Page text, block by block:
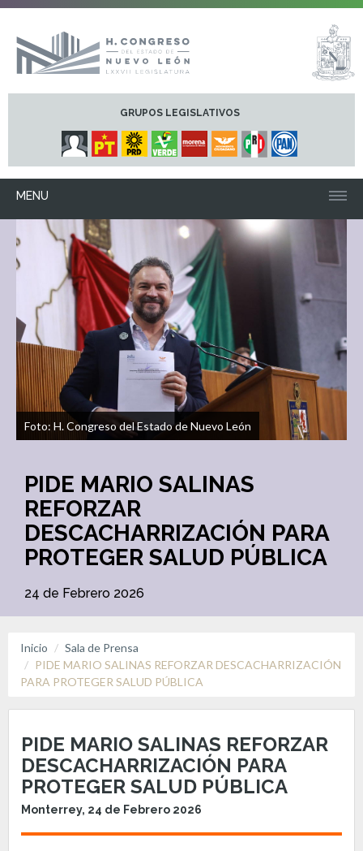
GRUPOS LEGISLATIVOS
MENU
Foto: H. Congreso del Estado de Nuevo León
PIDE MARIO SALINAS
REFORZAR
DESCACHARRIZACIÓN PARA
PROTEGER SALUD PÚBLICA
24 de Febrero 2026
Inicio
Sala de Prensa
PIDE MARIO SALINAS REFORZAR DESCACHARRIZACIÓN
PARA PROTEGER SALUD PÚBLICA
PIDE MARIO SALINAS REFORZAR
DESCACHARRIZACIÓN PARA
PROTEGER SALUD PÚBLICA
Monterrey, 24 de Febrero 2026